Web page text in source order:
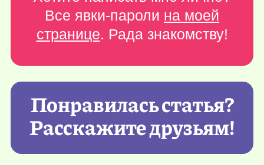
Все явки-пароли на моей
странице. Рада знакомству!
Понравилась статья?
Расскажите друзьям!